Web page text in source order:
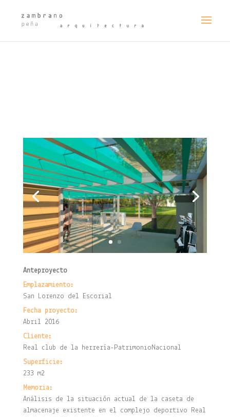
Anteproyecto
Emplazamiento:
San Lorenzo del Escorial
Fecha proyecto:
Abril 2016
Cliente:
Real club de la herrería-PatrimonioNacional
Superficie:
233 m2
Memoria:
Análisis de la situación actual de la caseta de
almacenaje existente en el complejo deportivo Real